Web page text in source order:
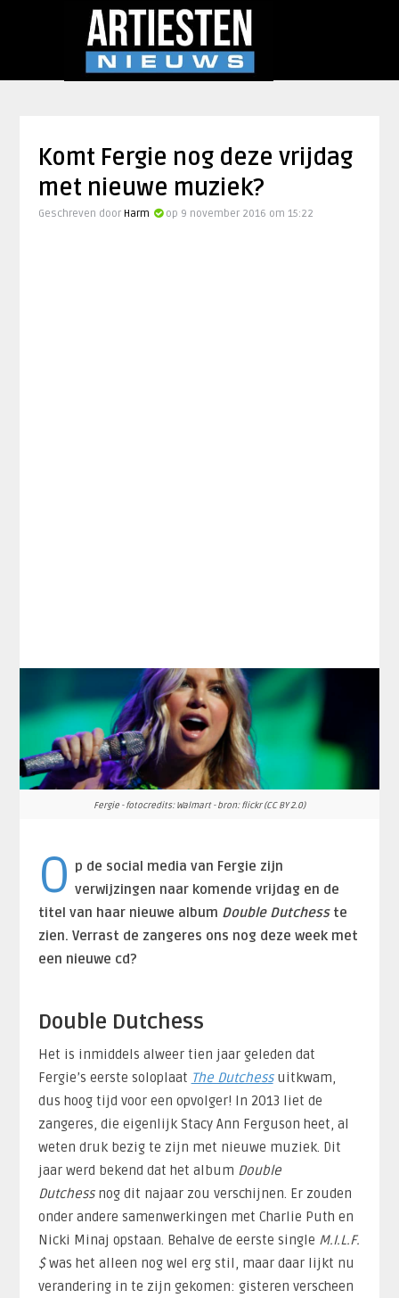
Komt Fergie nog deze vrijdag
met nieuwe muziek?
Geschreven door Harm op 9 november 2016 om 15:22
Fergie - fotocredits: Walmart - bron: flickr (CC BY 2.0)
O p de social media van Fergie zijn
verwijzingen naar komende vrijdag en de
titel van haar nieuwe album Double Dutchess te
zien. Verrast de zangeres ons nog deze week met
een nieuwe cd?
Double Dutchess
Het is inmiddels alweer tien jaar geleden dat
Fergie’s eerste soloplaat The Dutchessuitkwam,
dus hoog tijd voor een opvolger! In 2013 liet de
zangeres, die eigenlijk Stacy Ann Ferguson heet, al
weten druk bezig te zijn met nieuwe muziek. Dit
jaar werd bekend dat het album Double
Dutchess nog dit najaar zou verschijnen. Er zouden
onder andere samenwerkingen met Charlie Puth en
Nicki Minaj opstaan. Behalve de eerste single M.I.L.F.
$was het alleen nog wel erg stil, maar daar lijkt nu
verandering in te zijn gekomen: gisteren verscheen